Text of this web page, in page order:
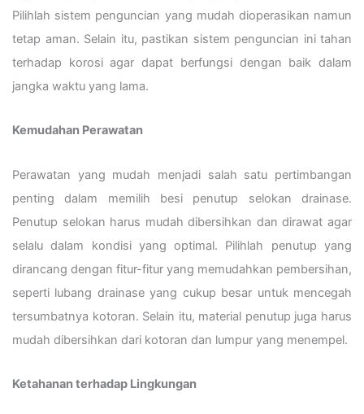
Pilihlah sistem penguncian yang mudah dioperasikan namun
tetap aman. Selain itu, pastikan sistem penguncian ini tahan
terhadap korosi agar dapat berfungsi dengan baik dalam
jangka waktu yang lama.
Kemudahan Perawatan
Perawatan yang mudah menjadi salah satu pertimbangan
penting dalam memilih besi penutup selokan drainase.
Penutup selokan harus mudah dibersihkan dan dirawat agar
selalu dalam kondisi yang optimal. Pilihlah penutup yang
dirancang dengan fitur-fitur yang memudahkan pembersihan,
seperti lubang drainase yang cukup besar untuk mencegah
tersumbatnya kotoran. Selain itu, material penutup juga harus
mudah dibersihkan dari kotoran dan lumpur yang menempel.
Ketahanan terhadap Lingkungan